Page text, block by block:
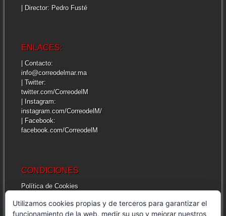
| Director: Pedro Fusté
ENLACES:
| Contacto:
info@correodelmar.ma
| Twitter:
twitter.com/CorreodelM
| Instagram:
instagram.com/CorreodelM/
| Facebook:
facebook.com/CorreodelM
CONDICIONES
Política de Cookies
Cuestiones legales de interés
Utilizamos cookies propias y de terceros para garantizar el
funcionamiento de la web, medir su uso y mejorar nuestros